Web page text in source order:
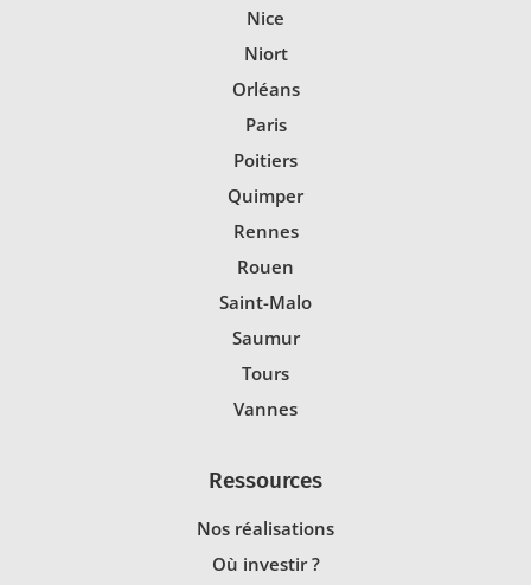
Nice
Niort
Orléans
Paris
Poitiers
Quimper
Rennes
Rouen
Saint-Malo
Saumur
Tours
Vannes
Ressources
Nos réalisations
Où investir ?